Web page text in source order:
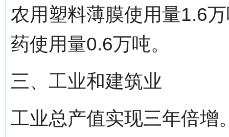
农用塑料薄膜使用量1.6
药使用量0.6万吨。
三、工业和建筑业
工业总产值实现三年倍增